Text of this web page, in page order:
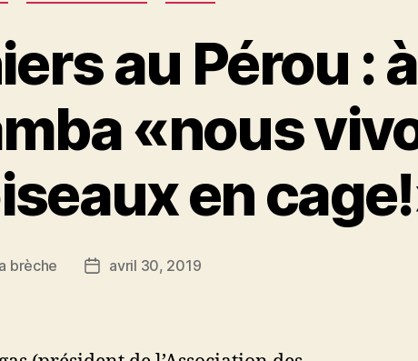
au Pérou : à
«nous
en
brèche
Dateavril 30, 2019